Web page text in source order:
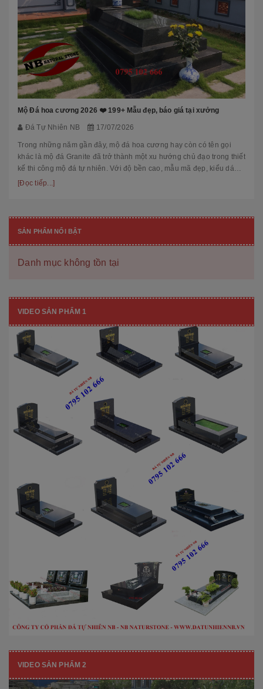
Mộ Đá hoa cương 2026 ❤️ 199+ Mẫu đẹp, báo giá tại xưởng
Đá Tự Nhiên NB 17/07/2026
Trong những năm gần đây, mộ đá hoa cương hay còn có tên gọi
khác là mộ đá Granite đã trở thành một xu hướng chủ đạo trong thiết
kế thi công mộ đá tự nhiên. Với độ bền cao, mẫu mã đẹp, kiểu dáng
hiệ...
[Đọc tiếp...]
SẢN PHẨM NỔI BẬT
Danh mục không tồn tại
VIDEO SẢN PHẨM 1
VIDEO SẢN PHẨM 2